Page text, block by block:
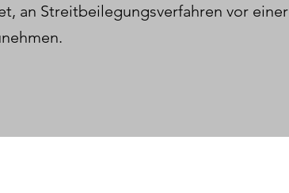
an Streitbeilegungsverfahren vor einer